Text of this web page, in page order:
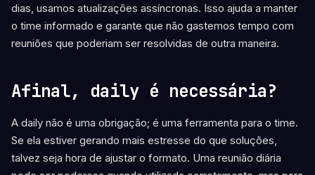
dias, usamos atualizações assíncronas. Isso ajuda a manter
o time informado e garante que não gastemos tempo com
reuniões que poderiam ser resolvidas de outra maneira.
Afinal, daily é necessária?
A daily não é uma obrigação; é uma ferramenta para o time.
Se ela estiver gerando mais estresse do que soluções,
talvez seja hora de ajustar o formato. Uma reunião diária